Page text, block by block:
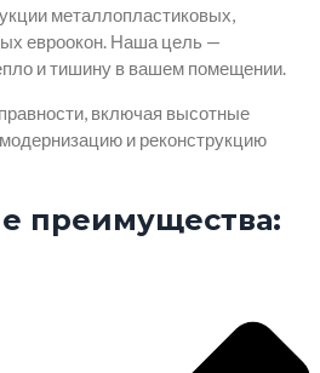
металлопластиковых,
евроокон. Наша цель —
и тишину в вашем помещении.
включая высотные
и реконструкцию
преимущества: